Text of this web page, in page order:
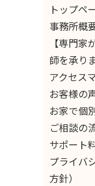
トップペ
事務所概
【専門
師を承り
アクセス
お客様の
お家で個
ご相談の
サポート
プライバ
方針）